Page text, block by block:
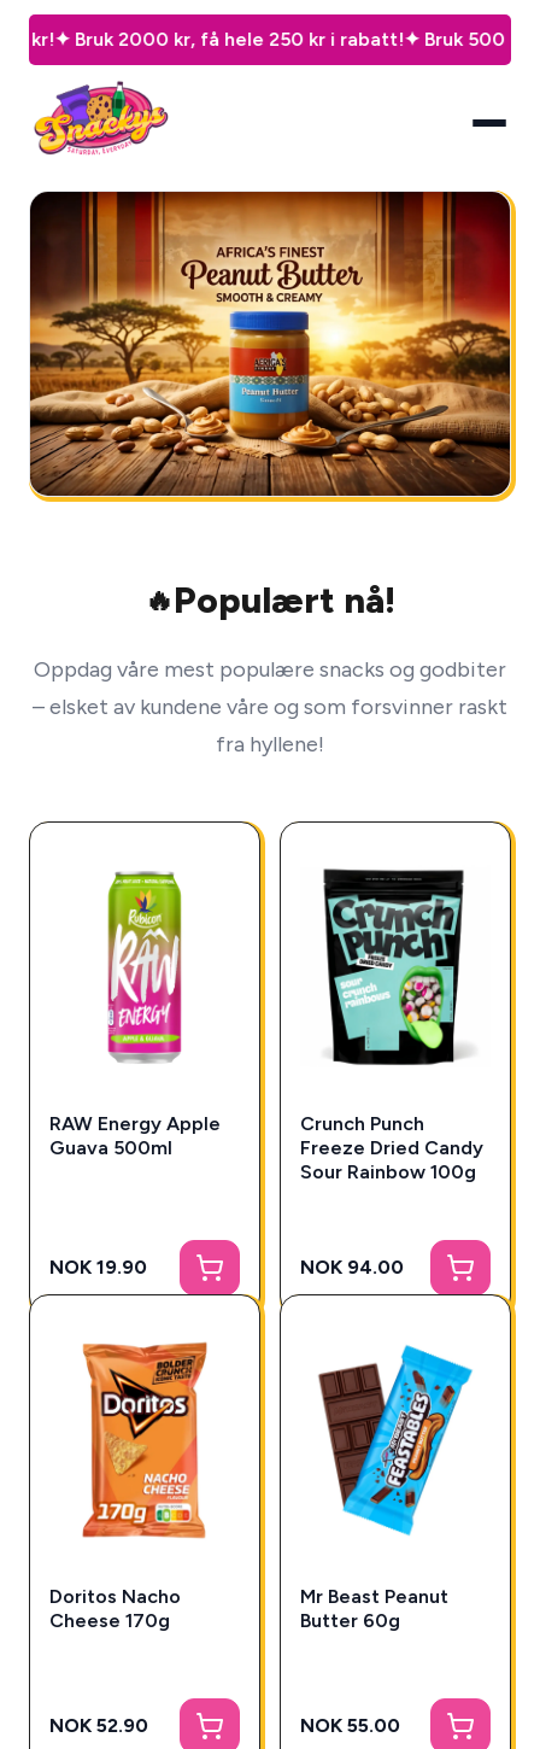
Bruk 2000 kr, få hele 250 kr i rabatt!✦ Bruk 500 kr, spar
🔥Populært nå!
Oppdag våre mest populære snacks og godbiter
– elsket av kundene våre og som forsvinner raskt
fra hyllene!
RAW Energy Apple
Guava 500ml
NOK 19.90
Crunch Punch
Freeze Dried Candy
Sour Rainbow 100g
NOK 94.00
Doritos Nacho
Cheese 170g
NOK 52.90
Mr Beast Peanut
Butter 60g
NOK 55.00